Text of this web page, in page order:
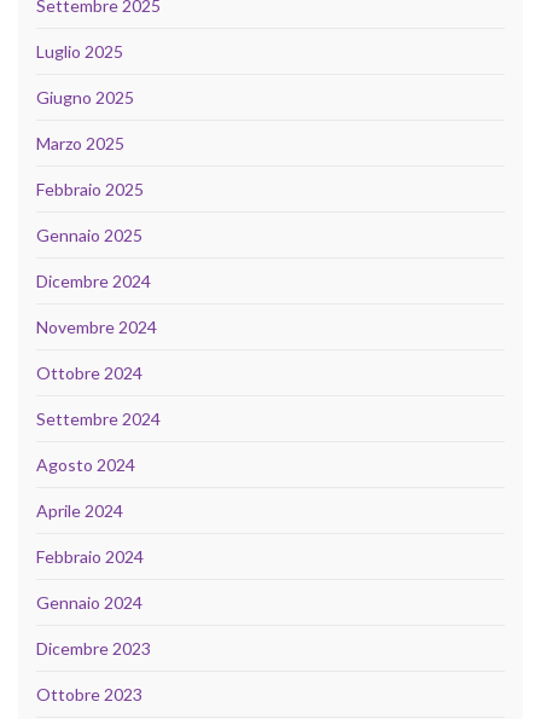
Settembre 2025
Luglio 2025
Giugno 2025
Marzo 2025
Febbraio 2025
Gennaio 2025
Dicembre 2024
Novembre 2024
Ottobre 2024
Settembre 2024
Agosto 2024
Aprile 2024
Febbraio 2024
Gennaio 2024
Dicembre 2023
Ottobre 2023